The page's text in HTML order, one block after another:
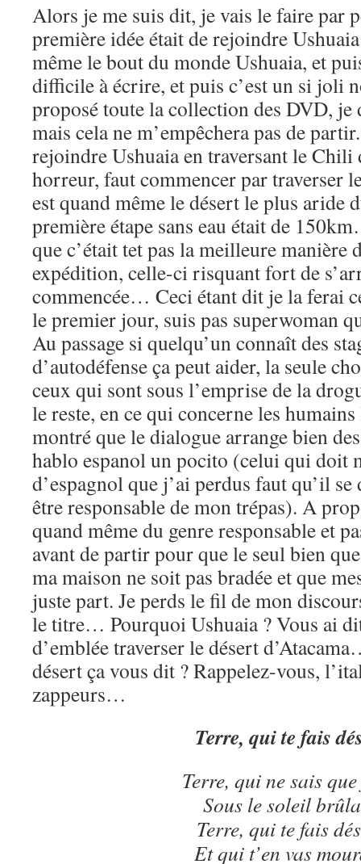
Alors je me suis dit, je vais le faire par
première idée était de rejoindre
même le bout du monde Ushuaia, et
difficile à écrire, et puis c’est un si joli
proposé toute la collection des DVD, je
mais cela ne m’empêchera pas de
rejoindre Ushuaia en traversant le Chili
horreur, faut commencer par traverser
est quand même le désert le plus aride
première étape sans eau était de
que c’était tet pas la meilleure manière
expédition, celle-ci risquant fort de
commencée… Ceci étant dit je la ferai
le premier jour, suis pas superwoman
Au passage si quelqu’un connaît des
d’autodéfense ça peut aider, la seule
ceux qui sont sous l’emprise de la
le reste, en ce qui concerne les humains
montré que le dialogue arrange bien
hablo espanol un pocito (celui qui doit
d’espagnol que j’ai perdus faut qu’il
être responsable de mon trépas). A
quand même du genre responsable et
avant de partir pour que le seul bien
ma maison ne soit pas bradée et que
juste part. Je perds le fil de mon
le titre… Pourquoi Ushuaia ? Vous ai
d’emblée traverser le désert
désert ça vous dit ? Rappelez-vous,
zappeurs…
Terre, qui te fais
Terre, qui ne sais
Sous le soleil
Terre, qui te fais
Et qui t’en vas